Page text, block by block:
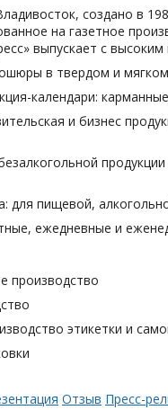
создано в
на газетное
выпускает с
в твердом и
календари:
и бизнес
для пищевой,
ежедневные и
производство
этикетки и
Отзыв Пресс-